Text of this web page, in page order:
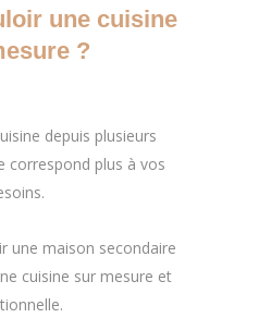
une cuisine
?
depuis plusieurs
correspond plus à vos
une maison secondaire
cuisine sur mesure et